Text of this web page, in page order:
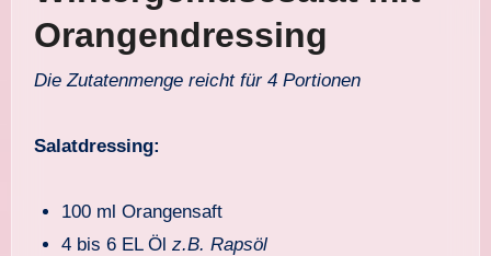
Orangendressing
Die Zutatenmenge reicht für 4 Portionen
Salatdressing:
100 ml Orangensaft
4 bis 6 EL Ölz.B. Rapsöl